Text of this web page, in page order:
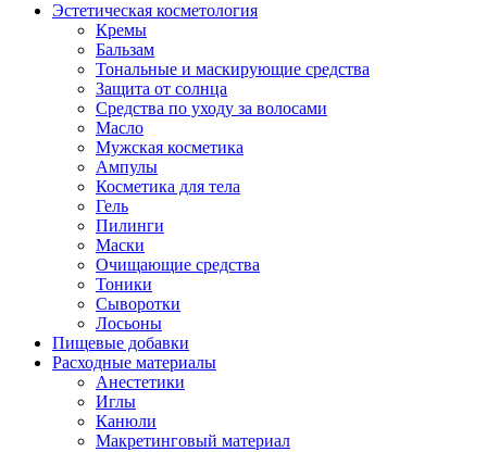
Эстетическая косметология
Кремы
Бальзам
Тональные и маскирующие средства
Защита от солнца
Средства по уходу за волосами
Масло
Мужская косметика
Ампулы
Косметика для тела
Гель
Пилинги
Маски
Очищающие средства
Тоники
Сыворотки
Лосьоны
Пищевые добавки
Расходные материалы
Анестетики
Иглы
Канюли
Макретинговый материал